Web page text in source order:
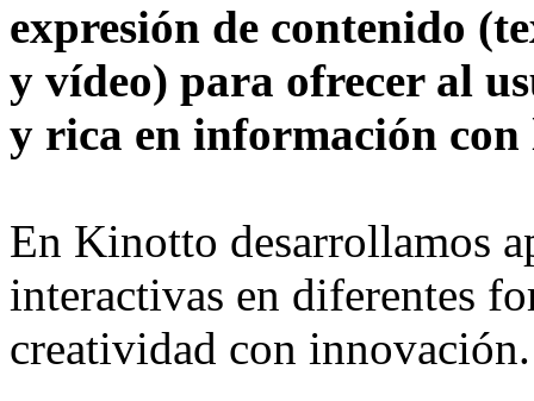
expresión de contenido
y vídeo) para ofrecer al
y rica en información
En Kinotto desarrollamos
interactivas en diferentes
creatividad con innovación.